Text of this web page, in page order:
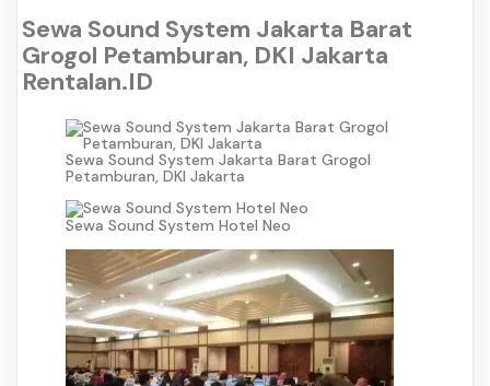
Sewa Sound System Jakarta Barat
Grogol Petamburan, DKI Jakarta
Rentalan.ID
Sewa Sound System Jakarta Barat Grogol
Petamburan, DKI Jakarta
Sewa Sound System Hotel Neo